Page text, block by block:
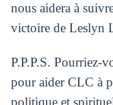
nous aidera à
victoire de Leslyn
P.P.P.S. Pourriez-
pour aider CLC à
politique et